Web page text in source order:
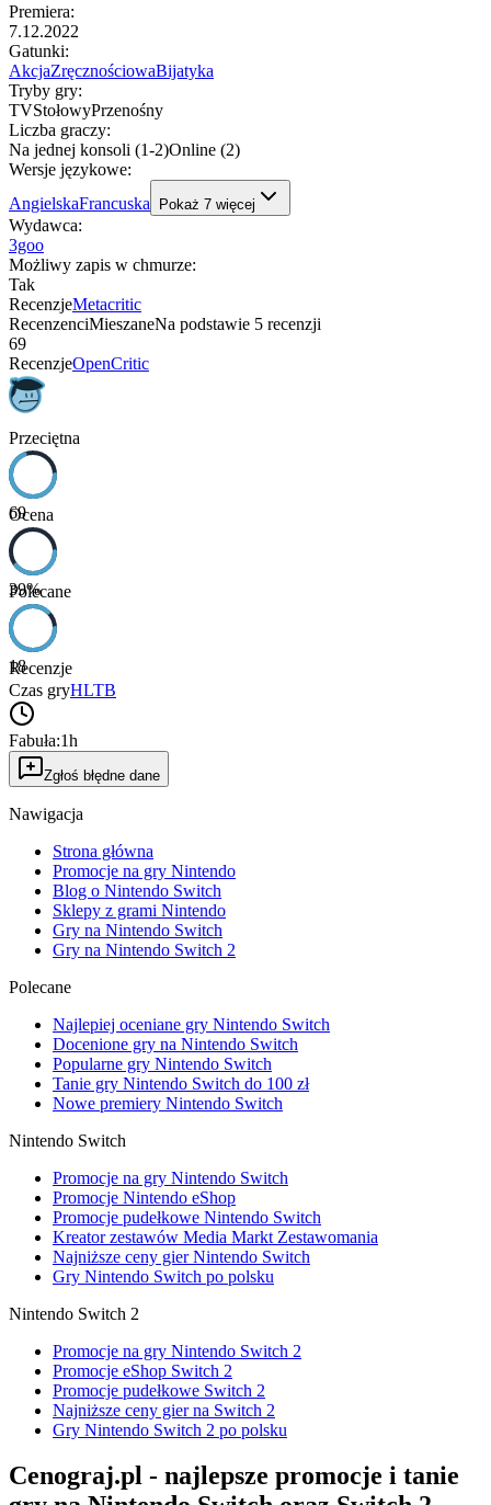
Premiera:
7.12.2022
Gatunki:
AkcjaZręcznościowaBijatyka
Tryby gry:
TVStołowyPrzenośny
Liczba graczy:
Na jednej konsoli (1-2)Online (2)
Wersje językowe:
AngielskaFrancuska Pokaż 7 więcej
Wydawca:
3goo
Możliwy zapis w chmurze:
Tak
RecenzjeMetacritic
RecenzenciMieszaneNa podstawie 5 recenzji
69
RecenzjeOpenCritic
Przeciętna
69
Ocena
39%
Polecane
18
Recenzje
Czas gryHLTB
Fabuła:1h
Zgłoś błędne dane
Nawigacja
Strona główna
Promocje na gry Nintendo
Blog o Nintendo Switch
Sklepy z grami Nintendo
Gry na Nintendo Switch
Gry na Nintendo Switch 2
Polecane
Najlepiej oceniane gry Nintendo Switch
Docenione gry na Nintendo Switch
Popularne gry Nintendo Switch
Tanie gry Nintendo Switch do 100 zł
Nowe premiery Nintendo Switch
Nintendo Switch
Promocje na gry Nintendo Switch
Promocje Nintendo eShop
Promocje pudełkowe Nintendo Switch
Kreator zestawów Media Markt Zestawomania
Najniższe ceny gier Nintendo Switch
Gry Nintendo Switch po polsku
Nintendo Switch 2
Promocje na gry Nintendo Switch 2
Promocje eShop Switch 2
Promocje pudełkowe Switch 2
Najniższe ceny gier na Switch 2
Gry Nintendo Switch 2 po polsku
Cenograj.pl - najlepsze promocje i tanie